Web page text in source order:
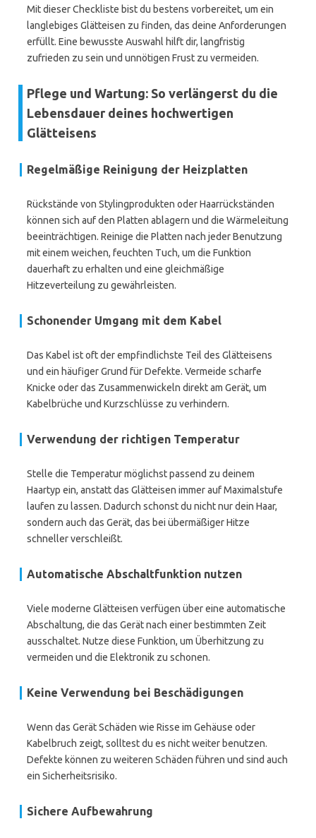
Mit dieser Checkliste bist du bestens vorbereitet, um ein
langlebiges Glätteisen zu finden, das deine Anforderungen
erfüllt. Eine bewusste Auswahl hilft dir, langfristig
zufrieden zu sein und unnötigen Frust zu vermeiden.
Pflege und Wartung: So verlängerst du die
Lebensdauer deines hochwertigen
Glätteisens
Regelmäßige Reinigung der Heizplatten
Rückstände von Stylingprodukten oder Haarrückständen
können sich auf den Platten ablagern und die Wärmeleitung
beeinträchtigen. Reinige die Platten nach jeder Benutzung
mit einem weichen, feuchten Tuch, um die Funktion
dauerhaft zu erhalten und eine gleichmäßige
Hitzeverteilung zu gewährleisten.
Schonender Umgang mit dem Kabel
Das Kabel ist oft der empfindlichste Teil des Glätteisens
und ein häufiger Grund für Defekte. Vermeide scharfe
Knicke oder das Zusammenwickeln direkt am Gerät, um
Kabelbrüche und Kurzschlüsse zu verhindern.
Verwendung der richtigen Temperatur
Stelle die Temperatur möglichst passend zu deinem
Haartyp ein, anstatt das Glätteisen immer auf Maximalstufe
laufen zu lassen. Dadurch schonst du nicht nur dein Haar,
sondern auch das Gerät, das bei übermäßiger Hitze
schneller verschleißt.
Automatische Abschaltfunktion nutzen
Viele moderne Glätteisen verfügen über eine automatische
Abschaltung, die das Gerät nach einer bestimmten Zeit
ausschaltet. Nutze diese Funktion, um Überhitzung zu
vermeiden und die Elektronik zu schonen.
Keine Verwendung bei Beschädigungen
Wenn das Gerät Schäden wie Risse im Gehäuse oder
Kabelbruch zeigt, solltest du es nicht weiter benutzen.
Defekte können zu weiteren Schäden führen und sind auch
ein Sicherheitsrisiko.
Sichere Aufbewahrung